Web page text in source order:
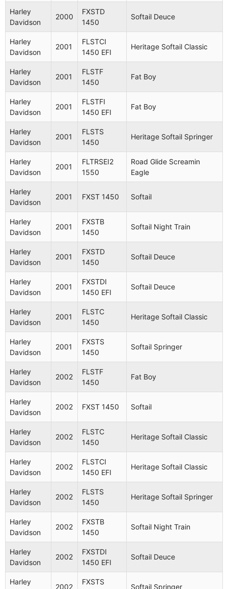
Harley
Davidson
2000
FXSTD
1450
Softail Deuce
Harley
Davidson
2001
FLSTCI
1450 EFI
Heritage Softail Classic
Harley
Davidson
2001
FLSTF
1450
Fat Boy
Harley
Davidson
2001
FLSTFI
1450 EFI
Fat Boy
Harley
Davidson
2001
FLSTS
1450
Heritage Softail Springer
Harley
Davidson
2001
FLTRSEI2
1550
Road Glide Screamin
Eagle
Harley
Davidson
2001 FXST 1450 Softail
Harley
Davidson
2001
FXSTB
1450
Softail Night Train
Harley
Davidson
2001
FXSTD
1450
Softail Deuce
Harley
Davidson
2001
FXSTDI
1450 EFI
Softail Deuce
Harley
Davidson
2001
FLSTC
1450
Heritage Softail Classic
Harley
Davidson
2001
FXSTS
1450
Softail Springer
Harley
Davidson
2002
FLSTF
1450
Fat Boy
Harley
Davidson
2002 FXST 1450 Softail
Harley
Davidson
2002
FLSTC
1450
Heritage Softail Classic
Harley
Davidson
2002
FLSTCI
1450 EFI
Heritage Softail Classic
Harley
Davidson
2002
FLSTS
1450
Heritage Softail Springer
Harley
Davidson
2002
FXSTB
1450
Softail Night Train
Harley
Davidson
2002
FXSTDI
1450 EFI
Softail Deuce
Harley
2002
FXSTS
Softail Springer